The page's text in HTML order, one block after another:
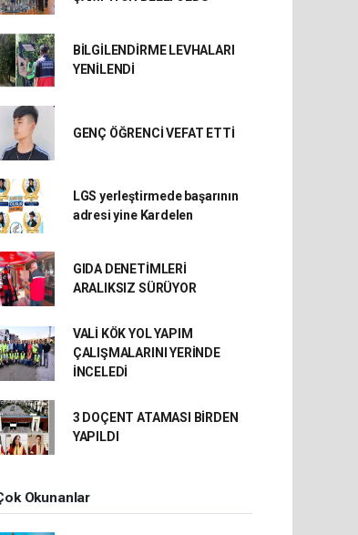
BİLGİLENDİRME LEVHALARI
YENİLENDİ
GENÇ ÖĞRENCİ VEFAT ETTİ
LGS yerleştirmede başarının
adresi yine Kardelen
GIDA DENETİMLERİ
ARALIKSIZ SÜRÜYOR
VALİ KÖK YOL YAPIM
ÇALIŞMALARINI YERİNDE
İNCELEDİ
3 DOÇENT ATAMASI BİRDEN
YAPILDI
Okunanlar